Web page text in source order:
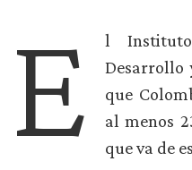
E
l
Desarrollo
que
al menos
que va de